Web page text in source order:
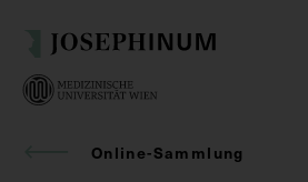
Online-Sammlung